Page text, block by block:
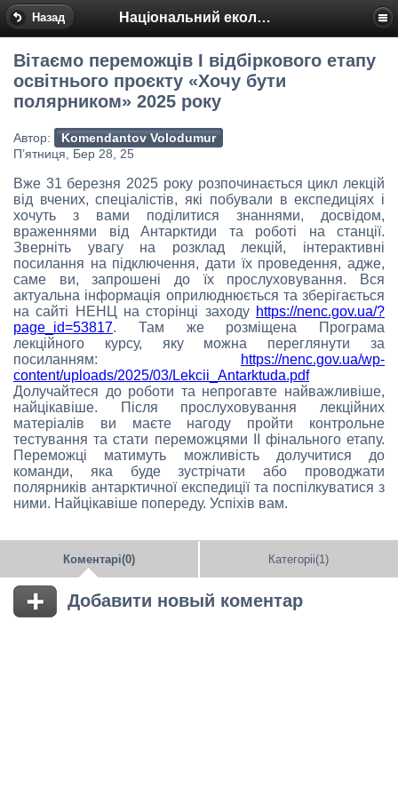
Назад Національний еколого-натуралістичний центр
Вітаємо переможців І відбіркового етапу
освітнього проєкту «Хочу бути
полярником» 2025 року
Автор:
Komendantov Volodumur
П’ятниця, Бер 28, 25
Вже 31 березня 2025 року розпочинається цикл лекцій
від вчених, спеціалістів, які побували в експедиціях і
хочуть з вами поділитися знаннями, досвідом,
враженнями від Антарктиди та роботі на станції.
Зверніть увагу на розклад лекцій, інтерактивні
посилання на підключення, дати їх проведення, адже,
саме ви, запрошені до їх прослуховування. Вся
актуальна інформація оприлюднюється та зберігається
на сайті НЕНЦ на сторінці заходу https://nenc.gov.ua/?
page_id=53817. Там же розміщена Програма
лекційного курсу, яку можна переглянути за
посиланням:
https://nenc.gov.ua/wp-
content/uploads/2025/03/Lekcii_Antarktuda.pdf
Долучайтеся до роботи та непрогавте найважливіше,
найцікавіше. Після прослуховування лекційних
матеріалів ви маєте нагоду пройти контрольне
тестування та стати переможцями ІІ фінального етапу.
Переможці матимуть можливість долучитися до
команди, яка буде зустрічати або проводжати
полярників антарктичної експедиції та поспілкуватися з
ними. Найцікавіше попереду. Успіхів вам.
Коментарі(0) Категоріі(1)
Добавити новый коментар